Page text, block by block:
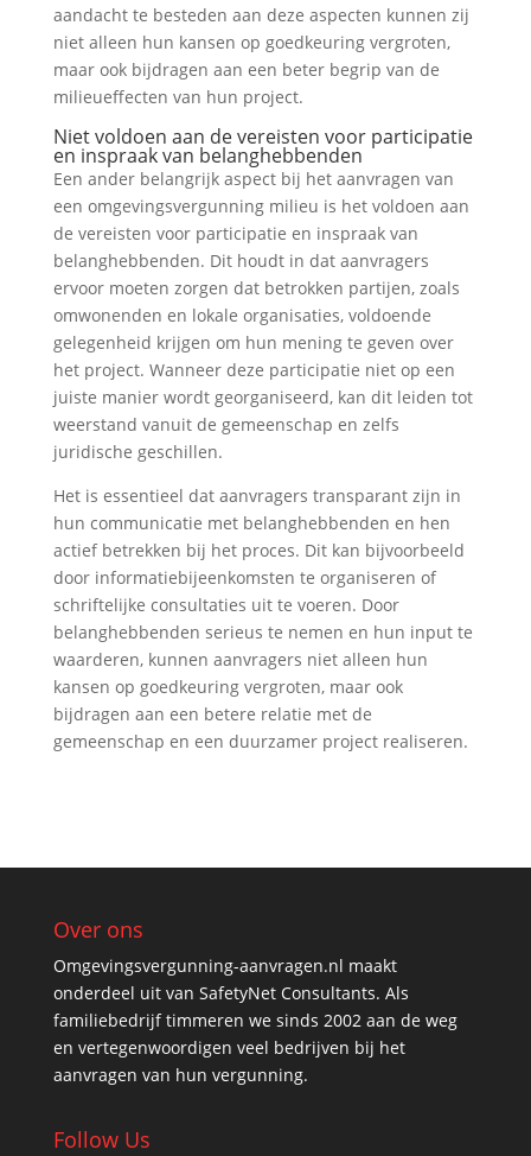
aandacht te besteden aan deze aspecten kunnen zij
niet alleen hun kansen op goedkeuring vergroten,
maar ook bijdragen aan een beter begrip van de
milieueffecten van hun project.
Niet voldoen aan de vereisten voor participatie
en inspraak van belanghebbenden
Een ander belangrijk aspect bij het aanvragen van
een omgevingsvergunning milieu is het voldoen aan
de vereisten voor participatie en inspraak van
belanghebbenden. Dit houdt in dat aanvragers
ervoor moeten zorgen dat betrokken partijen, zoals
omwonenden en lokale organisaties, voldoende
gelegenheid krijgen om hun mening te geven over
het project. Wanneer deze participatie niet op een
juiste manier wordt georganiseerd, kan dit leiden tot
weerstand vanuit de gemeenschap en zelfs
juridische geschillen.
Het is essentieel dat aanvragers transparant zijn in
hun communicatie met belanghebbenden en hen
actief betrekken bij het proces. Dit kan bijvoorbeeld
door informatiebijeenkomsten te organiseren of
schriftelijke consultaties uit te voeren. Door
belanghebbenden serieus te nemen en hun input te
waarderen, kunnen aanvragers niet alleen hun
kansen op goedkeuring vergroten, maar ook
bijdragen aan een betere relatie met de
gemeenschap en een duurzamer project realiseren.
Over ons
Omgevingsvergunning-aanvragen.nl maakt
onderdeel uit van SafetyNet Consultants. Als
familiebedrijf timmeren we sinds 2002 aan de weg
en vertegenwoordigen veel bedrijven bij het
aanvragen van hun vergunning.
Follow Us